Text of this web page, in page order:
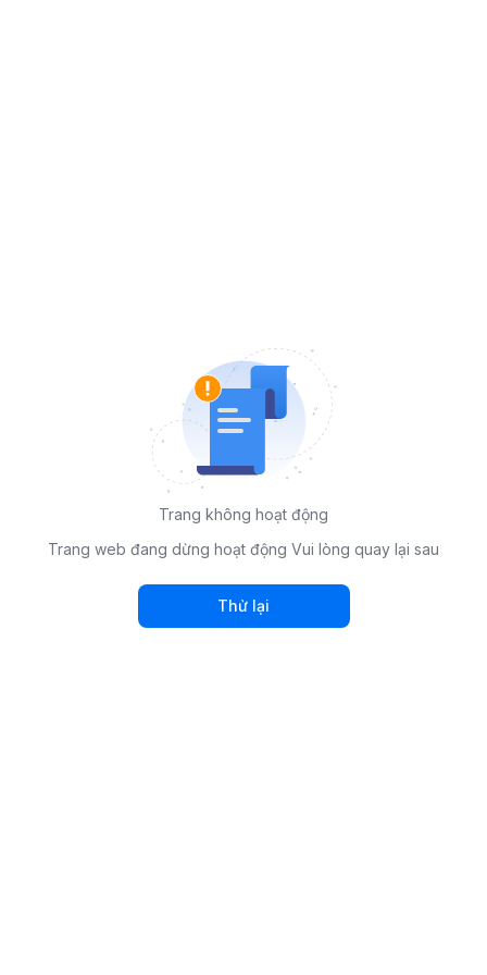
Trang không hoạt động
Trang web đang dừng hoạt động Vui lòng quay lại sau
Thử lại